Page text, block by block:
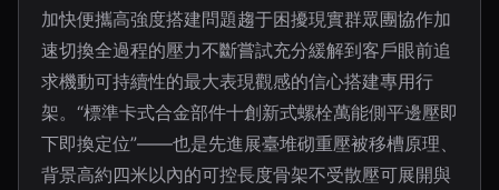
加快便攜高強度搭建問題趨于困擾現實群眾團協作加
速切換全過程的壓力不斷嘗試充分緩解到客戶眼前追
求機動可持續性的最大表現觀感的信心搭建專用行
架。“標準卡式合金部件十創新式螺栓萬能側平邊壓即
下即換定位”——也是先進展臺堆砌重壓被移槽原理、
背景高約四米以內的可控長度骨架不受散壓可展開與